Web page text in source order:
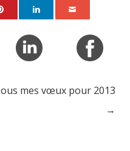
mes vœux pour 2013
→